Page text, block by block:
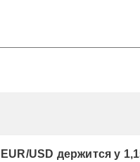
EUR/USD держится у